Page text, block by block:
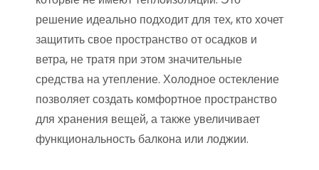
решение идеально подходит для тех, кто хочет
защитить свое пространство от осадков и
ветра, не тратя при этом значительные
средства на утепление. Холодное остекление
позволяет создать комфортное пространство
для хранения вещей, а также увеличивает
функциональность балкона или лоджии.